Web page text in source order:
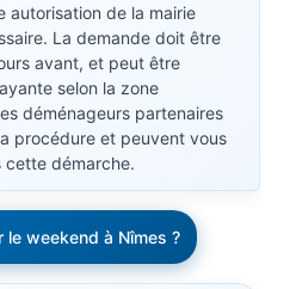
autorisation de la mairie
La demande doit être
avant, et peut être
selon la zone
déménageurs partenaires
procédure et peuvent vous
cette démarche.
le weekend à Nîmes ?